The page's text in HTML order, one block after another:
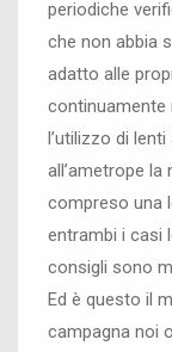
periodiche
che non abbia
adatto alle
continuamente
l’utilizzo di
all’ametrope
compreso una
entrambi i casi
consigli sono
Ed è questo il
campagna noi